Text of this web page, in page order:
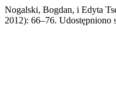
Nogalski, Bogdan, i Edyta
2012): 66–76. Udostępniono